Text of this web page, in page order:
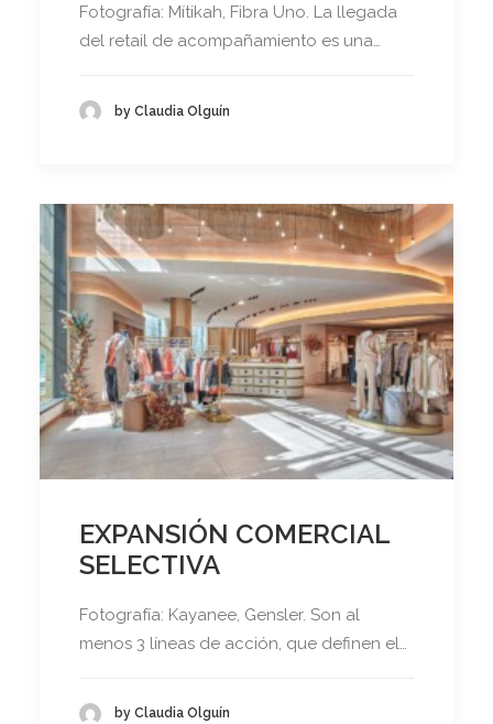
Fotografía: Mítikah, Fibra Uno. La llegada
del retail de acompañamiento es una…
by Claudia Olguín
EXPANSIÓN COMERCIAL
SELECTIVA
Fotografía: Kayanee, Gensler. Son al
menos 3 líneas de acción, que definen el…
by Claudia Olguín